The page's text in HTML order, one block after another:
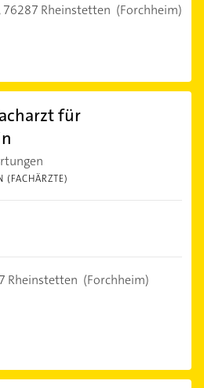
76287 Rheinstetten (Forchheim)
für
(FACHÄRZTE)
Rheinstetten (Forchheim)